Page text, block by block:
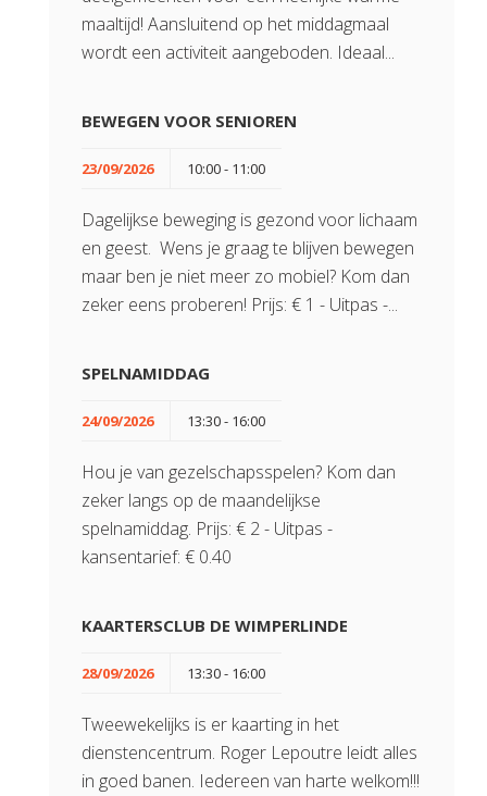
maaltijd! Aansluitend op het middagmaal
wordt een activiteit aangeboden. Ideaal...
BEWEGEN VOOR SENIOREN
23/09/2026 10:00 - 11:00
Dagelijkse beweging is gezond voor lichaam
en geest. Wens je graag te blijven bewegen
maar ben je niet meer zo mobiel? Kom dan
zeker eens proberen! Prijs: € 1 - Uitpas -...
SPELNAMIDDAG
24/09/2026 13:30 - 16:00
Hou je van gezelschapsspelen? Kom dan
zeker langs op de maandelijkse
spelnamiddag. Prijs: € 2 - Uitpas -
kansentarief: € 0.40
KAARTERSCLUB DE WIMPERLINDE
28/09/2026 13:30 - 16:00
Tweewekelijks is er kaarting in het
dienstencentrum. Roger Lepoutre leidt alles
in goed banen. Iedereen van harte welkom!!!